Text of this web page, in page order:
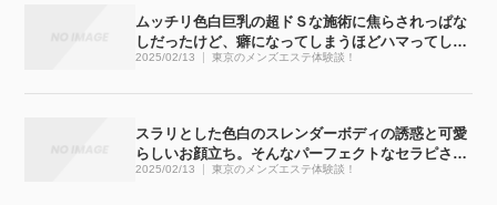
ムッチリ色白巨乳の超ドＳな施術に焦らされっぱな
しだったけど、癖になってしまうほどハマってしま
いました
2025/02/13 東京のメンズエステ体験談！
スラリとした色白のスレンダーボディの誘惑と可愛
らしいお顔立ち。そんなパーフェクトなセラピさん
と濃密な時間が過ごせてしまいました
2025/02/13 東京のメンズエステ体験談！